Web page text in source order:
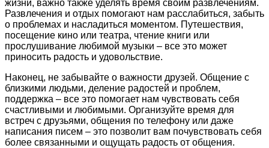
жизни, важно также уделять время своим развлечениям.
Развлечения и отдых помогают нам расслабиться, забыть
о проблемах и насладиться моментом. Путешествия,
посещение кино или театра, чтение книги или
прослушивание любимой музыки – все это может
приносить радость и удовольствие.
Наконец, не забывайте о важности друзей. Общение с
близкими людьми, деление радостей и проблем,
поддержка – все это помогает нам чувствовать себя
счастливыми и любимыми. Организуйте время для
встреч с друзьями, общения по телефону или даже
написания писем – это позволит вам почувствовать себя
более связанными и ощущать радость от общения.